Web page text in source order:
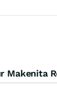
Makenita